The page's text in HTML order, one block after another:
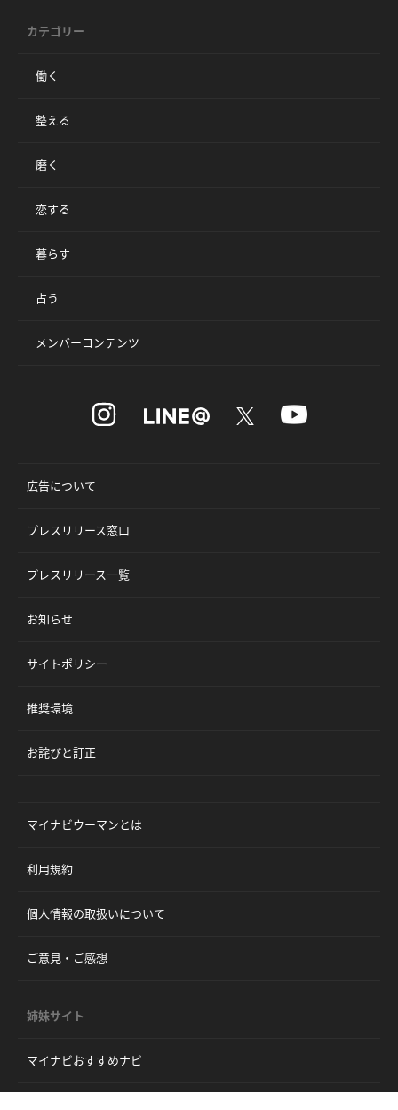
カテゴリー
働く
整える
磨く
恋する
暮らす
占う
メンバーコンテンツ
広告について
プレスリリース窓口
プレスリリース一覧
お知らせ
サイトポリシー
推奨環境
お詫びと訂正
マイナビウーマンとは
利用規約
個人情報の取扱いについて
ご意見・ご感想
姉妹サイト
マイナビおすすめナビ